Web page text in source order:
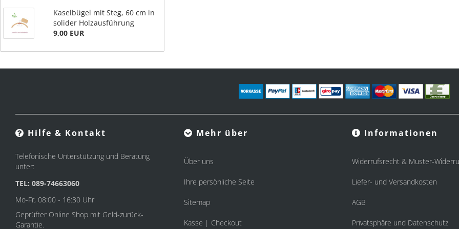
Kaselbügel mit Steg, 60 cm in
solider Holzausführung
9,00 EUR
Hilfe & Kontakt
Telefonische Unterstützung und Beratung
unter:
TEL: 089-74663060
Mo-Fr, 08:00 - 16:30 Uhr
Geprüfter Online Shop mit Geld-zurück-
Garantie.
Mehr über
Über uns
Ihre persönliche Seite
Sitemap
Kasse | Checkout
Informationen
Widerrufsrecht & Muster-
Liefer- und Versandkosten
AGB
Privatsphäre und Datenschutz